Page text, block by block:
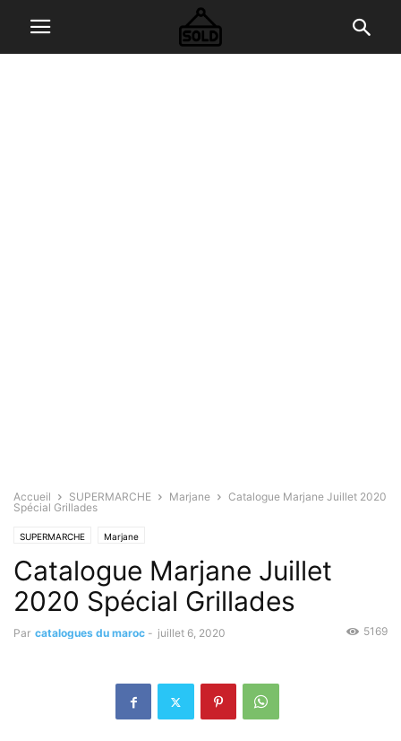
Accueil SUPERMARCHE Marjane
Catalogue Marjane Juillet 2020
Spécial Grillades
SUPERMARCHE Marjane
Catalogue Marjane Juillet
2020 Spécial Grillades
Par catalogues du maroc - juillet 6, 2020 5169